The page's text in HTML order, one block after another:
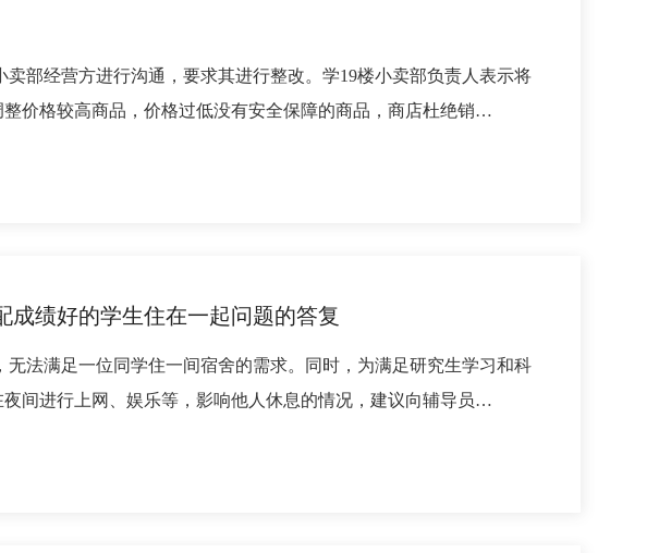
经营方进行沟通，要求其进行整改。学19楼小卖部负责人表示将
价格较高商品，价格过低没有安全保障的商品，商店杜绝销…
成绩好的学生住在一起问题的答复
满足一位同学住一间宿舍的需求。同时，为满足研究生学习和科
间进行上网、娱乐等，影响他人休息的情况，建议向辅导员…